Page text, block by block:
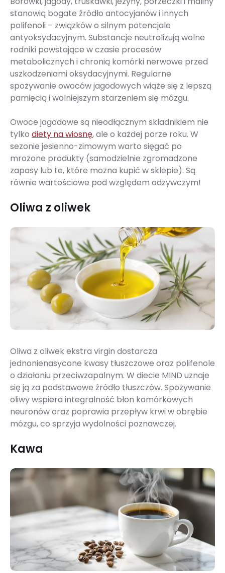
stanowią bogate źródło antocyjanów i innych
polifenoli – związków o silnym potencjale
antyoksydacyjnym. Substancje neutralizują wolne
rodniki powstające w czasie procesów
metabolicznych i chronią komórki nerwowe przed
uszkodzeniami oksydacyjnymi. Regularne
spożywanie owoców jagodowych wiąże się z lepszą
pamięcią i wolniejszym starzeniem się mózgu.
Owoce jagodowe są nieodłącznym składnikiem nie
tylko diety na wiosnę, ale o każdej porze roku. W
sezonie jesienno-zimowym warto sięgać po
mrożone produkty (samodzielnie zgromadzone
zapasy lub te, które można kupić w sklepie). Są
równie wartościowe pod względem odżywczym!
Oliwa z oliwek
Oliwa z oliwek ekstra virgin dostarcza
jednonienasycone kwasy tłuszczowe oraz polifenole
o działaniu przeciwzapalnym. W diecie MIND uznaje
się ją za podstawowe źródło tłuszczów. Spożywanie
oliwy wspiera integralność błon komórkowych
neuronów oraz poprawia przepływ krwi w obrębie
mózgu, co sprzyja wydolności poznawczej.
Kawa